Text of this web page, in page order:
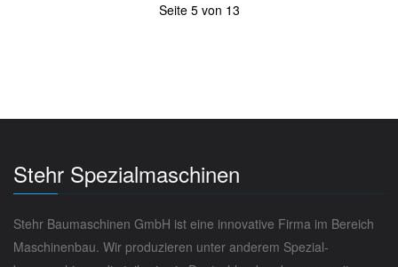
Seite 5 von 13
Stehr Spezialmaschinen
Stehr Baumaschinen GmbH ist eine innovative Firma im Bereich
Maschinenbau. Wir produzieren unter anderem Spezial­